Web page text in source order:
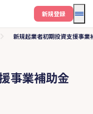
メ
新規登録
新規起業者初期投資支援事業
事業補助金